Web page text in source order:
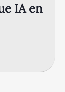
IA en